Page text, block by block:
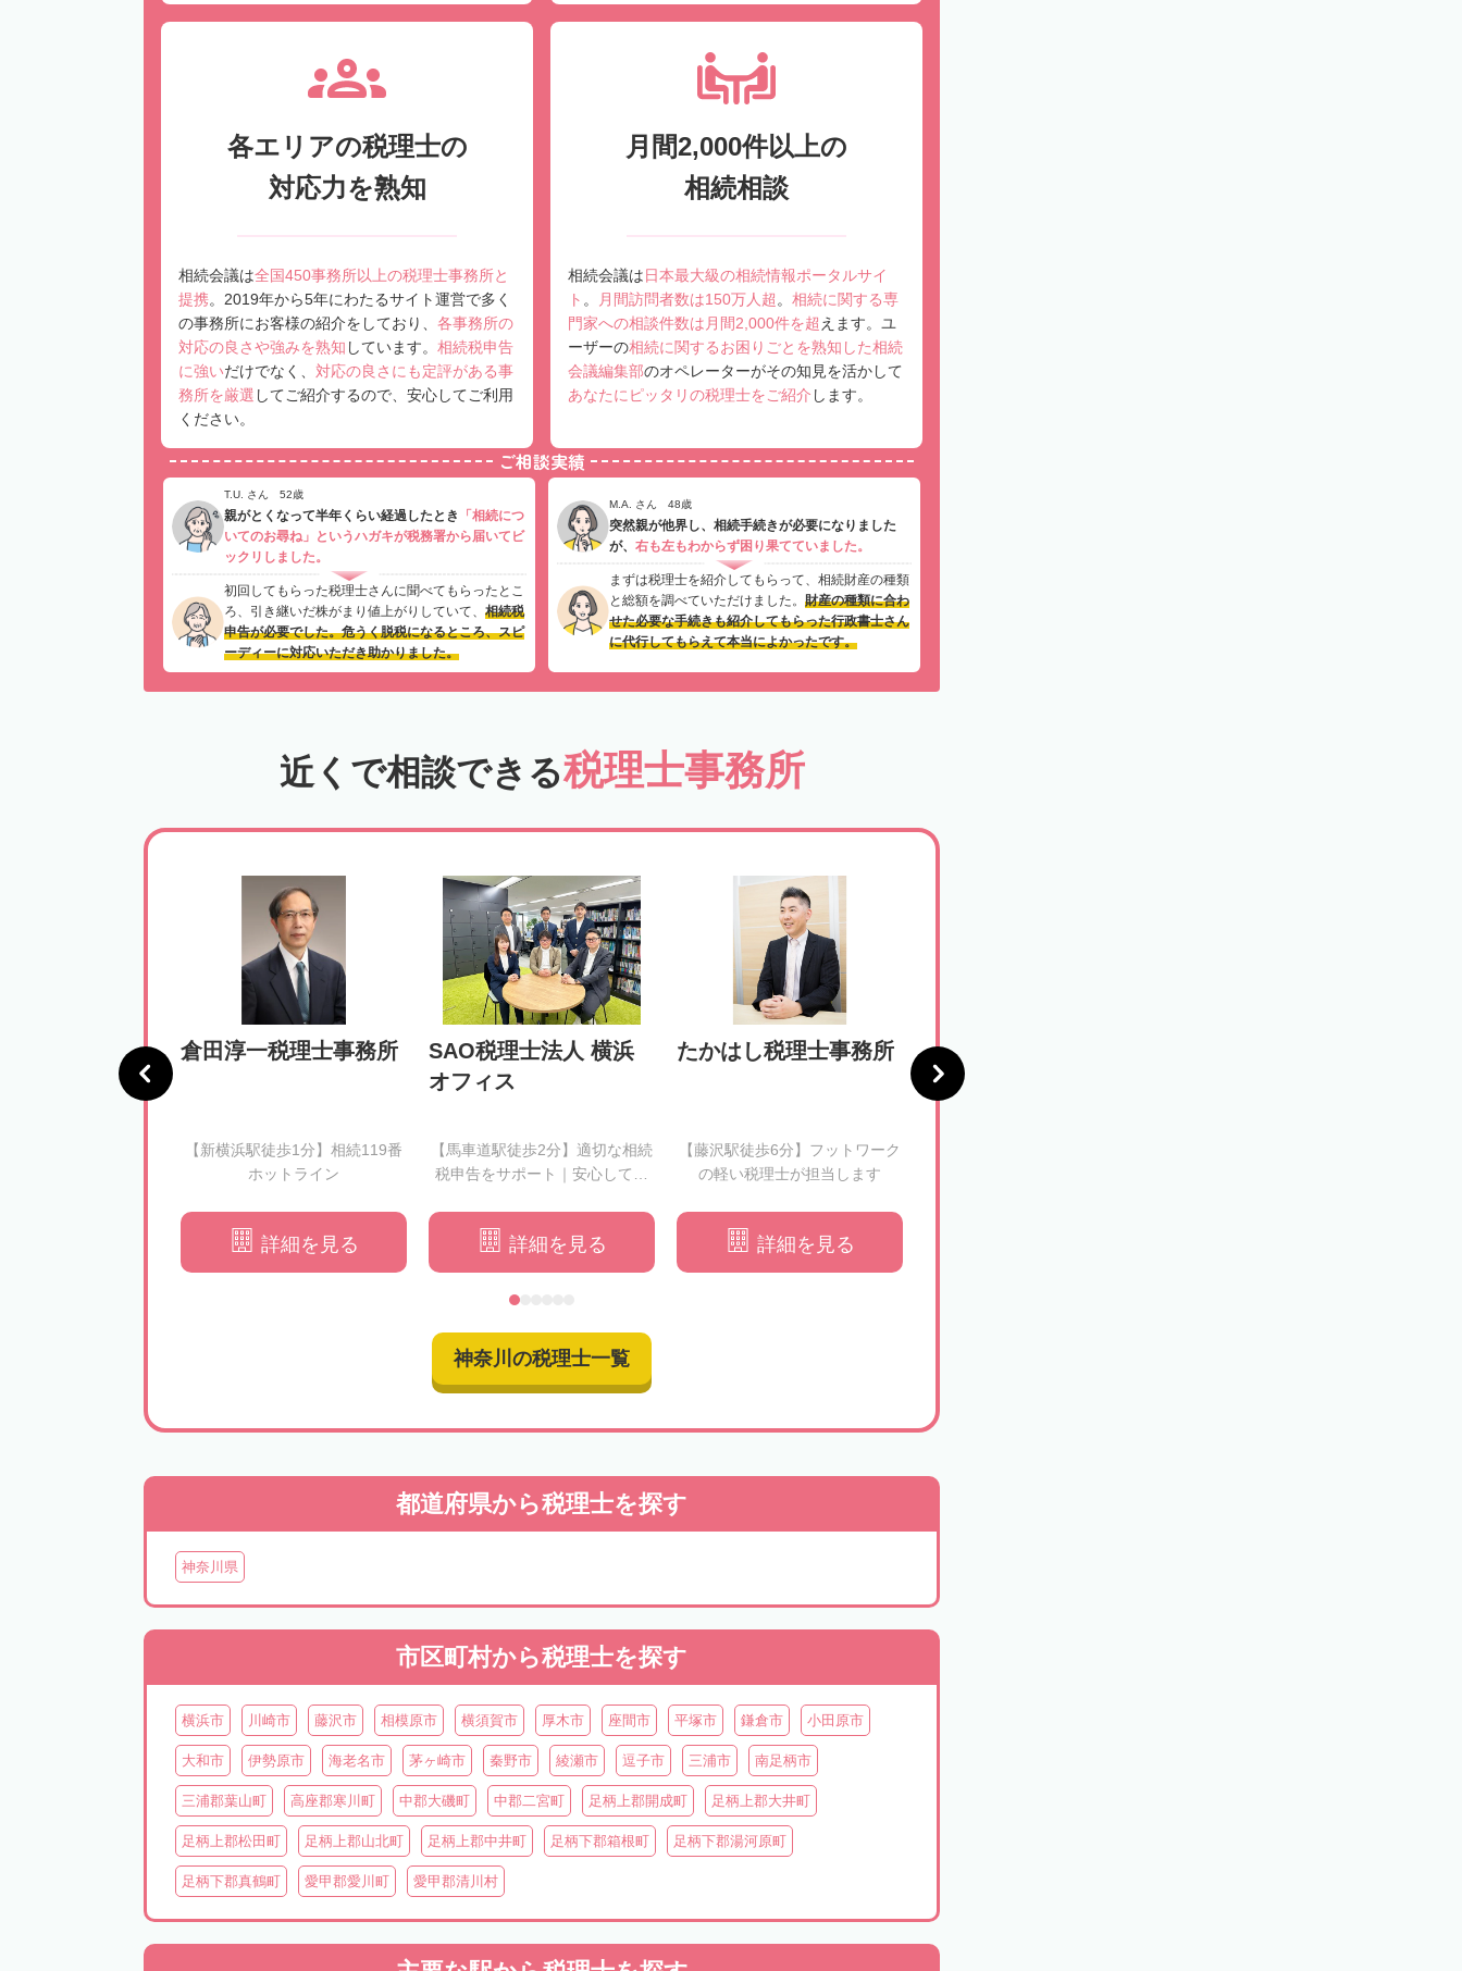
各エリアの税理士の
対応力を熟知
相続会議は全国450事務所以上の税理士事務所と
提携。2019年から5年にわたるサイト運営で多く
の事務所にお客様の紹介をしており、 各事務所の
対応の良さや強みを熟知 しています。 相続税申告
に強いだけでなく、 対応の良さにも定評がある事
務所を厳選 してご紹介するので、安心してご利用
ください。
月間2,000件以上の
相続相談
相続会議は日本最大級の相続情報ポータルサイ
ト 。 月間訪問者数は150万人超 。 相続に関する専
門家への相談件数は月間2,000件を超 えます。ユ
ーザーの相続に関するお困りごとを熟知した相続
会議編集部のオペレーターがその知見を活かして
あなたにピッタリの税理士をご紹介 します。
ご相談実績
T.U. さん 52歳
親がとくなって半年くらい経過したとき
「相続につ
いてのお尋ね」というハガキが税務署から届いてビ
ックリしました。
初回してもらった税理士さんに聞べてもらったとこ
ろ、引き継いだ株がまり値上がりしていて、 相続税
申告が必要でした。危うく脱税になるところ、スピ
ーディーに対応いただき助かりました。
M.A. さん 48歳
突然親が他界し、相続手続きが必要になりました
が、 右も左もわからず困り果てていました。
まずは税理士を紹介してもらって、相続財産の種類
と総額を調べていただけました。 財産の種類に合わ
せた必要な手続きも紹介してもらった行政書士さん
に代行してもらえて本当によかったです。
近くで相談できる税理士事務所
税理士事務所 倉田淳一税理士事務所
【新横浜駅徒歩1分】相続119番
ホットライン
詳細を見る
SAO税理士法人 横浜
オフィス
【馬車道駅徒歩2分】適切な相続
税申告をサポート｜安心してお
詳細を見る
たかはし税理士事務所
【藤沢駅徒歩6分】フットワーク
の軽い税理士が担当します
詳細を見る
税理士法人東京さくら
会計事務所 厚木事務
神奈川の税理士一覧
都道府県から税理士を探す
神奈川県
市区町村から税理士を探す
横浜市 川崎市 藤沢市 相模原市 横須賀市 厚木市 座間市 平塚市 鎌倉市 小田原市
大和市 伊勢原市 海老名市 茅ヶ崎市 秦野市 綾瀬市 逗子市 三浦市 南足柄市
三浦郡葉山町 高座郡寒川町 中郡大磯町 中郡二宮町 足柄上郡開成町 足柄上郡大井町
足柄上郡松田町 足柄上郡山北町 足柄上郡中井町 足柄下郡箱根町 足柄下郡湯河原町
足柄下郡真鶴町 愛甲郡愛川町 愛甲郡清川村